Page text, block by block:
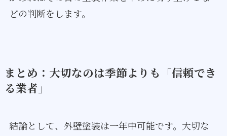
どの判断をします。
まとめ：大切なのは季節よりも「信頼でき
る業者」
結論として、外壁塗装は一年中可能です。大切な